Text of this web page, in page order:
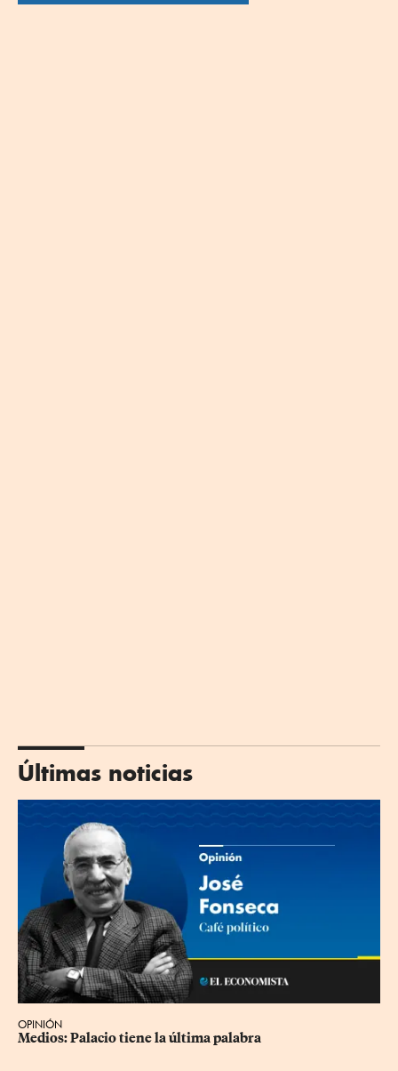
Últimas noticias
OPINIÓN
Medios: Palacio tiene la última palabra